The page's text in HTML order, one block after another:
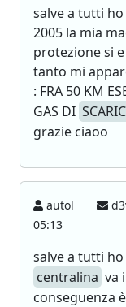
salve a tutti
2005 la mia
protezione si
tanto mi
: FRA 50 KM
GAS DI
grazie ciaoo
autol
05:13
salve a tutti
centralina va
conseguenza